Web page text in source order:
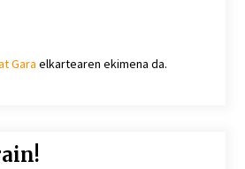
Gara elkartearen ekimena da.